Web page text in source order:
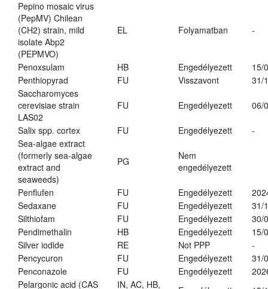
Pepino mosaic virus
(PepMV) Chilean
(CH2) strain, mild
isolate Abp2
(PEPMVO)
EL Folyamatban -
Penoxsulam HB Engedélyezett
15/
Penthiopyrad
FU Visszavont
31/
Saccharomyces
cerevisiae strain
LAS02
FU Engedélyezett 06/
Salix spp. cortex FU Engedélyezett
-
Sea-algae extract
(formerly sea-algae
extract and
seaweeds)
PG
Nem
engedélyezett
Penflufen FU Engedélyezett
Sedaxane
FU Engedélyezett
31/
Silthiofam
FU Engedélyezett
30/
Pendimethalin
HB Engedélyezett
15/
Silver iodide
RE Not PPP
-
Pencycuron
FU Engedélyezett
31/
Penconazole
FU Engedélyezett
Pelargonic acid (CAS
IN, AC, HB,